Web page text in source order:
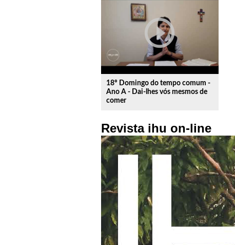
play_circle_outline
18º Domingo do tempo comum -
Ano A - Dai-lhes vós mesmos de
comer
Revista ihu on-line